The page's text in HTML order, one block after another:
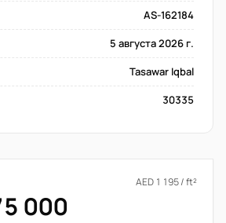
AS-162184
5 августа 2026 г.
Tasawar Iqbal
30335
AED 1 195 / ft²
000